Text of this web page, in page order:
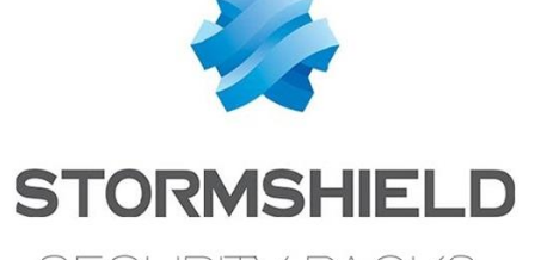
PROMO ATTIVE